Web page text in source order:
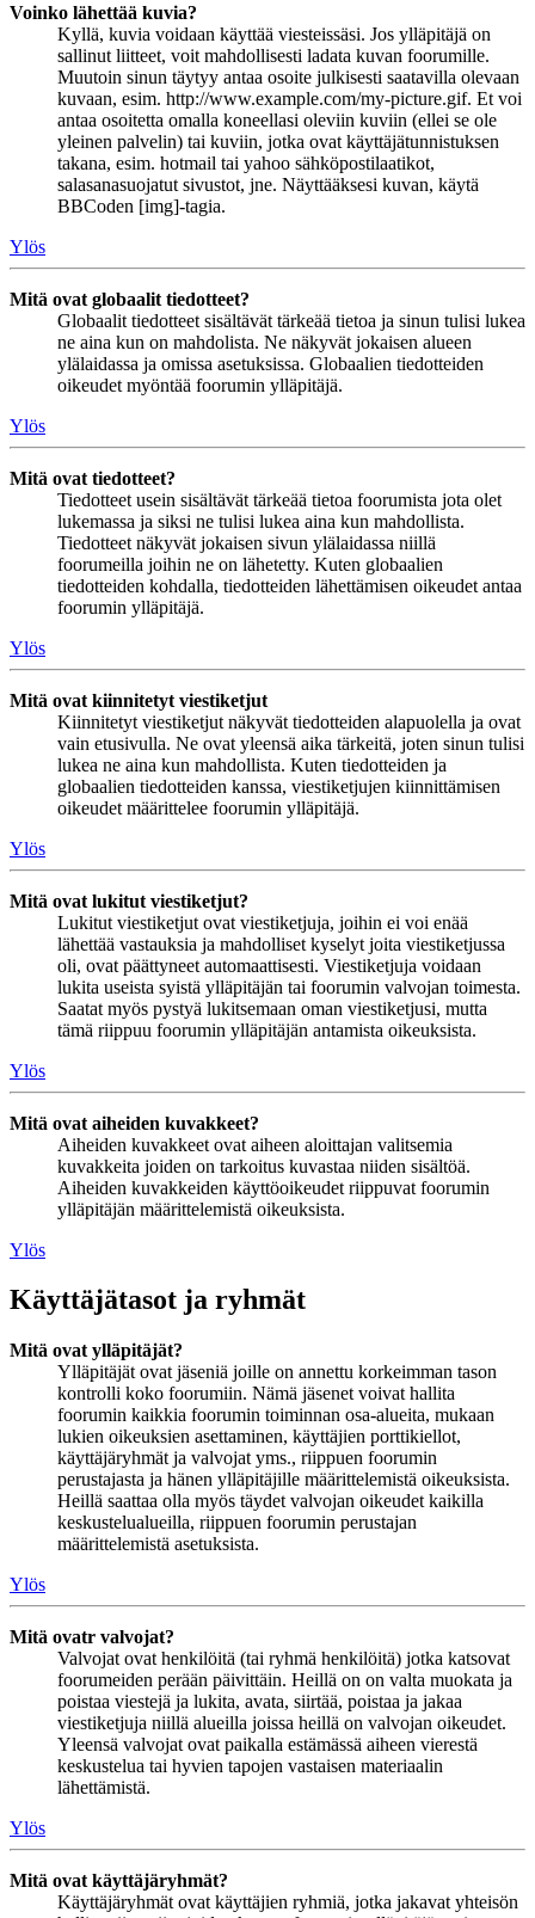
Voinko lähettää kuvia?
Kyllä, kuvia voidaan käyttää viesteissäsi. Jos ylläpitäjä on
sallinut liitteet, voit mahdollisesti ladata kuvan foorumille.
Muutoin sinun täytyy antaa osoite julkisesti saatavilla olevaan
kuvaan, esim. http://www.example.com/my-picture.gif. Et voi
antaa osoitetta omalla koneellasi oleviin kuviin (ellei se ole
yleinen palvelin) tai kuviin, jotka ovat käyttäjätunnistuksen
takana, esim. hotmail tai yahoo sähköpostilaatikot,
salasanasuojatut sivustot, jne. Näyttääksesi kuvan, käytä
BBCoden [img]-tagia.
Ylös
Mitä ovat globaalit tiedotteet?
Globaalit tiedotteet sisältävät tärkeää tietoa ja sinun tulisi lukea
ne aina kun on mahdolista. Ne näkyvät jokaisen alueen
ylälaidassa ja omissa asetuksissa. Globaalien tiedotteiden
oikeudet myöntää foorumin ylläpitäjä.
Ylös
Mitä ovat tiedotteet?
Tiedotteet usein sisältävät tärkeää tietoa foorumista jota olet
lukemassa ja siksi ne tulisi lukea aina kun mahdollista.
Tiedotteet näkyvät jokaisen sivun ylälaidassa niillä
foorumeilla joihin ne on lähetetty. Kuten globaalien
tiedotteiden kohdalla, tiedotteiden lähettämisen oikeudet antaa
foorumin ylläpitäjä.
Ylös
Mitä ovat kiinnitetyt viestiketjut
Kiinnitetyt viestiketjut näkyvät tiedotteiden alapuolella ja ovat
vain etusivulla. Ne ovat yleensä aika tärkeitä, joten sinun tulisi
lukea ne aina kun mahdollista. Kuten tiedotteiden ja
globaalien tiedotteiden kanssa, viestiketjujen kiinnittämisen
oikeudet määrittelee foorumin ylläpitäjä.
Ylös
Mitä ovat lukitut viestiketjut?
Lukitut viestiketjut ovat viestiketjuja, joihin ei voi enää
lähettää vastauksia ja mahdolliset kyselyt joita viestiketjussa
oli, ovat päättyneet automaattisesti. Viestiketjuja voidaan
lukita useista syistä ylläpitäjän tai foorumin valvojan toimesta.
Saatat myös pystyä lukitsemaan oman viestiketjusi, mutta
tämä riippuu foorumin ylläpitäjän antamista oikeuksista.
Ylös
Mitä ovat aiheiden kuvakkeet?
Aiheiden kuvakkeet ovat aiheen aloittajan valitsemia
kuvakkeita joiden on tarkoitus kuvastaa niiden sisältöä.
Aiheiden kuvakkeiden käyttöoikeudet riippuvat foorumin
ylläpitäjän määrittelemistä oikeuksista.
Ylös
Käyttäjätasot ja ryhmät
Mitä ovat ylläpitäjät?
Ylläpitäjät ovat jäseniä joille on annettu korkeimman tason
kontrolli koko foorumiin. Nämä jäsenet voivat hallita
foorumin kaikkia foorumin toiminnan osa-alueita, mukaan
lukien oikeuksien asettaminen, käyttäjien porttikiellot,
käyttäjäryhmät ja valvojat yms., riippuen foorumin
perustajasta ja hänen ylläpitäjille määrittelemistä oikeuksista.
Heillä saattaa olla myös täydet valvojan oikeudet kaikilla
keskustelualueilla, riippuen foorumin perustajan
määrittelemistä asetuksista.
Ylös
Mitä ovatr valvojat?
Valvojat ovat henkilöitä (tai ryhmä henkilöitä) jotka katsovat
foorumeiden perään päivittäin. Heillä on on valta muokata ja
poistaa viestejä ja lukita, avata, siirtää, poistaa ja jakaa
viestiketjuja niillä alueilla joissa heillä on valvojan oikeudet.
Yleensä valvojat ovat paikalla estämässä aiheen vierestä
keskustelua tai hyvien tapojen vastaisen materiaalin
lähettämistä.
Ylös
Mitä ovat käyttäjäryhmät?
Käyttäjäryhmät ovat käyttäjien ryhmiä, jotka jakavat yhteisön